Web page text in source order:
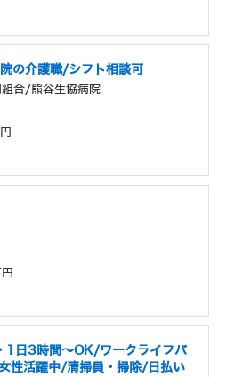
の介護職/シフト相談可
組合/熊谷生協病院
1日3時間～OK/ワークライフバ
性活躍中/清掃員・掃除/日払い